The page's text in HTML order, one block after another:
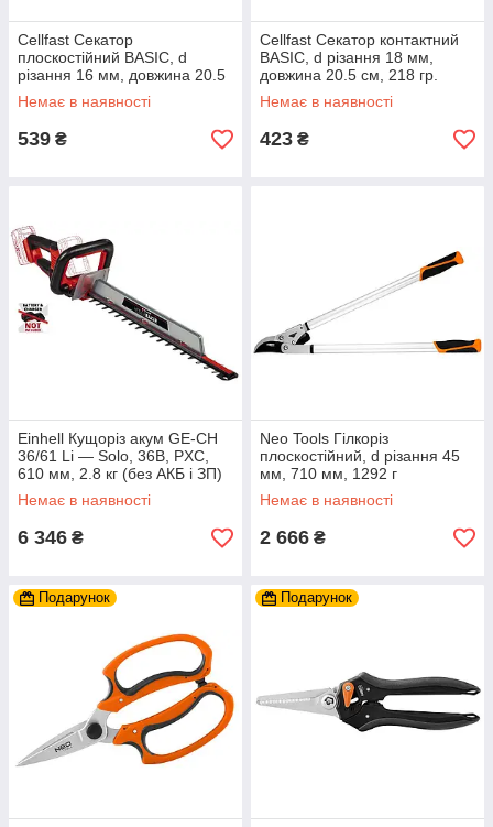
Cellfast Секатор
плоскостійний BASIC, d
різання 16 мм, довжина 20.5
см, 218 гр.
Немає в наявності
539 ₴
Cellfast Секатор контактний
BASIC, d різання 18 мм,
довжина 20.5 см, 218 гр.
Немає в наявності
423 ₴
Einhell Кущоріз акум GE-CH
36/61 Li — Solo, 36В, PXC,
610 мм, 2.8 кг (без АКБ і ЗП)
Немає в наявності
6 346 ₴
Neo Tools Гілкоріз
плоскостійний, d різання 45
мм, 710 мм, 1292 г
Немає в наявності
2 666 ₴
Подарунок Подарунок